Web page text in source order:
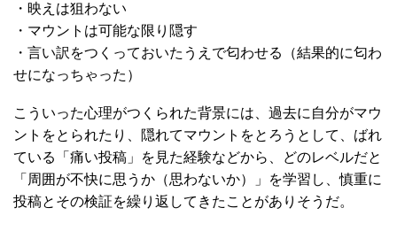
・映えは狙わない
・マウントは可能な限り隠す
・言い訳をつくっておいたうえで匂わせる（結果的に匂わ
せになっちゃった）
こういった心理がつくられた背景には、過去に自分がマウ
ントをとられたり、隠れてマウントをとろうとして、ばれ
ている「痛い投稿」を見た経験などから、どのレベルだと
「周囲が不快に思うか（思わないか）」を学習し、慎重に
投稿とその検証を繰り返してきたことがありそうだ。